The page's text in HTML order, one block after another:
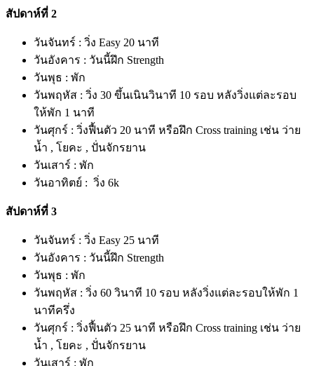
สัปดาห์ที่ 2
วันจันทร์ : วิ่ง Easy 20 นาที
วันอังคาร : วันนี้ฝึก Strength
วันพุธ : พัก
วันพฤหัส : วิ่ง 30 ขึ้นเนินวินาที 10 รอบ หลังวิ่งแต่ละรอบ
ให้พัก 1 นาที
วันศุกร์ : วิ่งฟื้นตัว 20 นาที หรือฝึก Cross training เช่น ว่าย
น้ำ , โยคะ , ปั่นจักรยาน
วันเสาร์ : พัก
วันอาทิตย์ : วิ่ง 6k
สัปดาห์ที่ 3
วันจันทร์ : วิ่ง Easy 25 นาที
วันอังคาร : วันนี้ฝึก Strength
วันพุธ : พัก
วันพฤหัส : วิ่ง 60 วินาที 10 รอบ หลังวิ่งแต่ละรอบให้พัก 1
นาทีครึ่ง
วันศุกร์ : วิ่งฟื้นตัว 25 นาที หรือฝึก Cross training เช่น ว่าย
น้ำ , โยคะ , ปั่นจักรยาน
วันเสาร์ : พัก